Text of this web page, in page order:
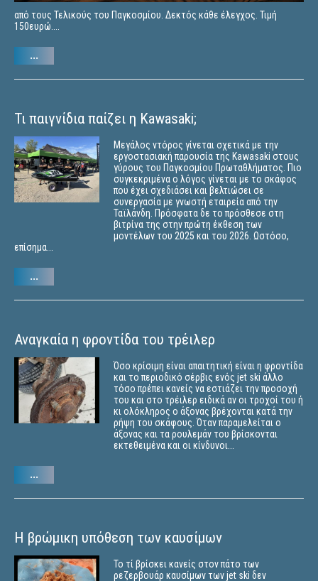
από τους Τελικούς του Παγκοσμίου. Δεκτός κάθε έλεγχος. Τιμή
150ευρώ....
...
Τι παιγνίδια παίζει η Kawasaki;
Μεγάλος ντόρος γίνεται σχετικά με την
εργοστασιακή παρουσία της Kawasaki στους
γύρους του Παγκοσμίου Πρωταθλήματος. Πιο
συγκεκριμένα ο λόγος γίνεται με το σκάφος
που έχει σχεδιάσει και βελτιώσει σε
συνεργασία με γνωστή εταιρεία από την
Ταϊλάνδη. Πρόσφατα δε το πρόσθεσε στη
βιτρίνα της στην πρώτη έκθεση των
μοντέλων του 2025 και του 2026. Ωστόσο,
επίσημα...
...
Αναγκαία η φροντίδα του τρέιλερ
Όσο κρίσιμη είναι απαιτητική είναι η φροντίδα
και το περιοδικό σέρβις ενός jet ski άλλο
τόσο πρέπει κανείς να εστιάζει την προσοχή
του και στο τρέιλερ ειδικά αν οι τροχοί του ή
κι ολόκληρος ο άξονας βρέχονται κατά την
ρήψη του σκάφους. Όταν παραμελείται ο
άξονας και τα ρουλεμάν του βρίσκονται
εκτεθειμένα και οι κίνδυνοι...
...
Η βρώμικη υπόθεση των καυσίμων
Το τί βρίσκει κανείς στον πάτο των
ρεζερβουάρ καυσίμων των jet ski δεν